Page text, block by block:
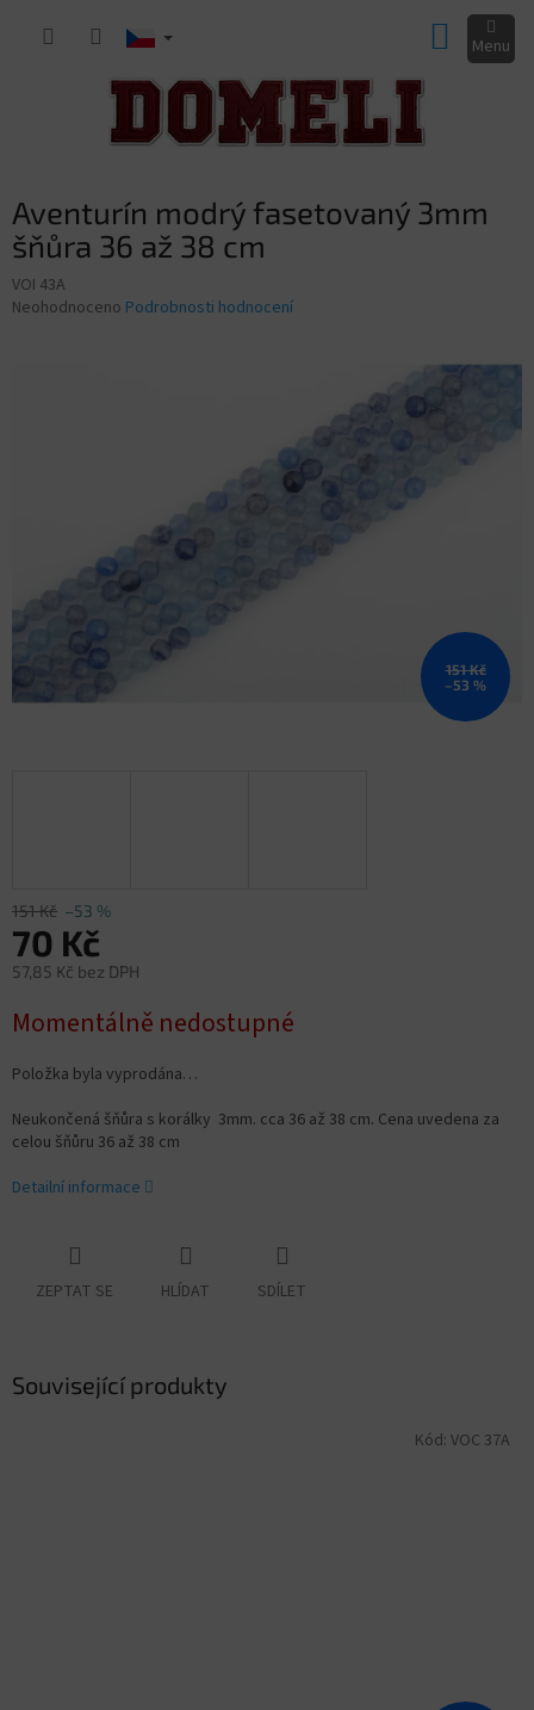
KOŠÍK
Aventurín modrý fasetovaný 3mm
šňůra 36 až 38 cm
VOI 43A
Průměrné
Neohodnoceno Podrobnosti hodnocení
151 Kč
–53 %
151 Kč –53 %
70 Kč
57,85 Kč bez DPH
cena:
Momentálně nedostupné
Položka byla vyprodána…
Neukončená šňůra s korálky 3mm. cca 36 až 38 cm. Cena uvedena za
celou šňůru 36 až 38 cm
Detailní informace
ZEPTAT SE HLÍDAT SDÍLET
Související produkty
Kód: VOC 37A